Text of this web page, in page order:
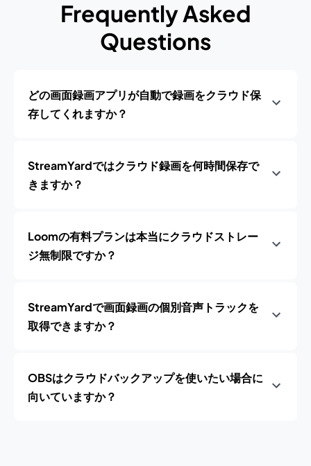
Frequently Asked
Questions
どの画面録画アプリが自動で録画をクラウド保
存してくれますか？
StreamYardではクラウド録画を何時間保存で
きますか？
Loomの有料プランは本当にクラウドストレー
ジ無制限ですか？
StreamYardで画面録画の個別音声トラックを
取得できますか？
OBSはクラウドバックアップを使いたい場合に
向いていますか？